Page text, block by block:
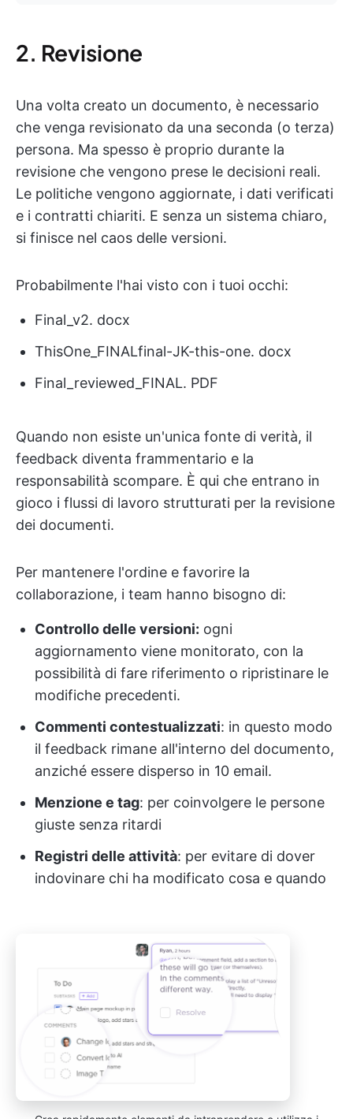
2. Revisione
Una volta creato un documento, è necessario
che venga revisionato da una seconda (o terza)
persona. Ma spesso è proprio durante la
revisione che vengono prese le decisioni reali.
Le politiche vengono aggiornate, i dati verificati
e i contratti chiariti. E senza un sistema chiaro,
si finisce nel caos delle versioni.
Probabilmente l'hai visto con i tuoi occhi:
Final_v2. docx
ThisOne_FINALfinal-JK-this-one. docx
Final_reviewed_FINAL. PDF
Quando non esiste un'unica fonte di verità, il
feedback diventa frammentario e la
responsabilità scompare. È qui che entrano in
gioco i flussi di lavoro strutturati per la revisione
dei documenti.
Per mantenere l'ordine e favorire la
collaborazione, i team hanno bisogno di:
Controllo delle versioni: ogni
aggiornamento viene monitorato, con la
possibilità di fare riferimento o ripristinare le
modifiche precedenti.
Commenti contestualizzati: in questo modo
il feedback rimane all'interno del documento,
anziché essere disperso in 10 email.
Menzione e tag: per coinvolgere le persone
giuste senza ritardi
Registri delle attività: per evitare di dover
indovinare chi ha modificato cosa e quando